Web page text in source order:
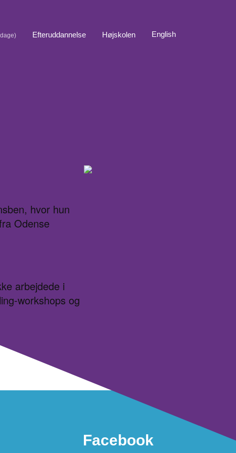
Efteruddannelse Højskolen English
hvor hun
Odense
arbejdede i
workshops og
Facebook